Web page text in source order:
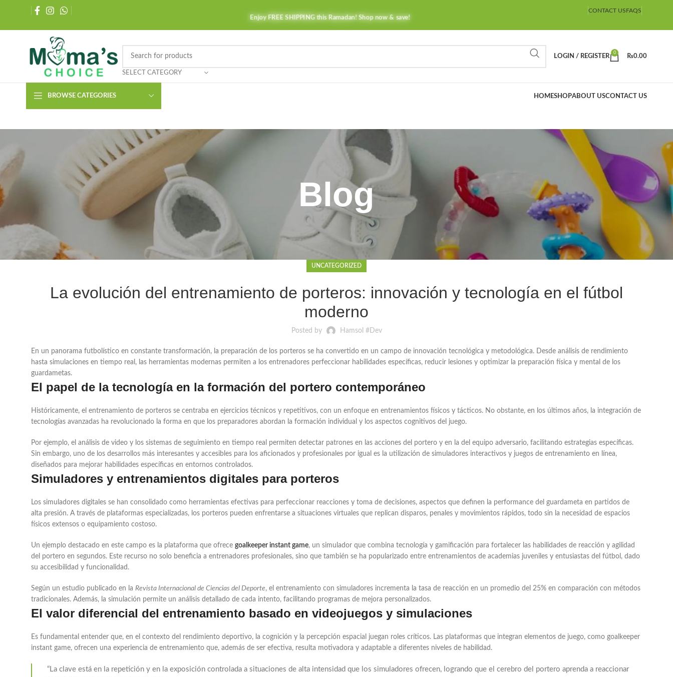
Enjoy FREE SHIPPING this Ramadan! Shop now & save!
CONTACT USFAQS
SELECT CATEGORY
LOGIN / REGISTER
0
₨0.00
BROWSE CATEGORIES HOMESHOPABOUT USCONTACT US
Blog
UNCATEGORIZED
La evolución del entrenamiento de porteros: innovación y tecnología en el fútbol
moderno
Posted by Hamsol #Dev
En un panorama futbolístico en constante transformación, la preparación de los porteros se ha convertido en un campo de innovación tecnológica y metodológica. Desde análisis de rendimiento
hasta simulaciones en tiempo real, las herramientas modernas permiten a los entrenadores perfeccionar habilidades específicas, reducir lesiones y optimizar la preparación física y mental de los
guardametas.
El papel de la tecnología en la formación del portero contemporáneo
Históricamente, el entrenamiento de porteros se centraba en ejercicios técnicos y repetitivos, con un enfoque en entrenamientos físicos y tácticos. No obstante, en los últimos años, la integración de
tecnologías avanzadas ha revolucionado la forma en que los preparadores abordan la formación individual y los aspectos cognitivos del juego.
Por ejemplo, el análisis de video y los sistemas de seguimiento en tiempo real permiten detectar patrones en las acciones del portero y en la del equipo adversario, facilitando estrategias específicas.
Sin embargo, uno de los desarrollos más interesantes y accesibles para los aficionados y profesionales por igual es la utilización de simuladores interactivos y juegos de entrenamiento en línea,
diseñados para mejorar habilidades específicas en entornos controlados.
Simuladores y entrenamientos digitales para porteros
Los simuladores digitales se han consolidado como herramientas efectivas para perfeccionar reacciones y toma de decisiones, aspectos que definen la performance del guardameta en partidos de
alta presión. A través de plataformas especializadas, los porteros pueden enfrentarse a situaciones virtuales que replican disparos, penales y movimientos rápidos, todo sin la necesidad de espacios
físicos extensos o equipamiento costoso.
Un ejemplo destacado en este campo es la plataforma que ofrece goalkeeper instant game, un simulador que combina tecnología y gamificación para fortalecer las habilidades de reacción y agilidad
del portero en segundos. Este recurso no solo beneficia a entrenadores profesionales, sino que también se ha popularizado entre entrenamientos de academias juveniles y entusiastas del fútbol, dado
su accesibilidad y funcionalidad.
Según un estudio publicado en la Revista Internacional de Ciencias del Deporte, el entrenamiento con simuladores incrementa la tasa de reacción en un promedio del 25% en comparación con métodos
tradicionales. Además, la simulación permite un análisis detallado de cada intento, facilitando programas de mejora personalizados.
El valor diferencial del entrenamiento basado en videojuegos y simulaciones
Es fundamental entender que, en el contexto del rendimiento deportivo, la cognición y la percepción espacial juegan roles críticos. Las plataformas que integran elementos de juego, como goalkeeper
instant game, ofrecen una experiencia de entrenamiento que, además de ser efectiva, resulta motivadora y adaptable a diferentes niveles de habilidad.
“La clave está en la repetición y en la exposición controlada a situaciones de alta intensidad que los simuladores ofrecen, logrando que el cerebro del portero aprenda a reaccionar